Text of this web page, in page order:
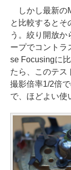
しかし最新の
と比較するとそ
う。絞り開放か
ープでコントラ
se Focusingに
たら、このテス
撮影倍率1/2倍
で、ほどよい使